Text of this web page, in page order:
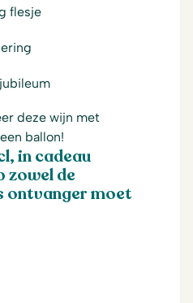
flesje
deze wijn met
ballon!
in cadeau
zowel de
ontvanger moet